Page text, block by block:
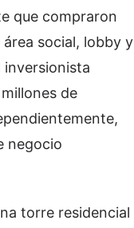
que compraron
social, lobby y
inversionista
de
negocio
torre residencial